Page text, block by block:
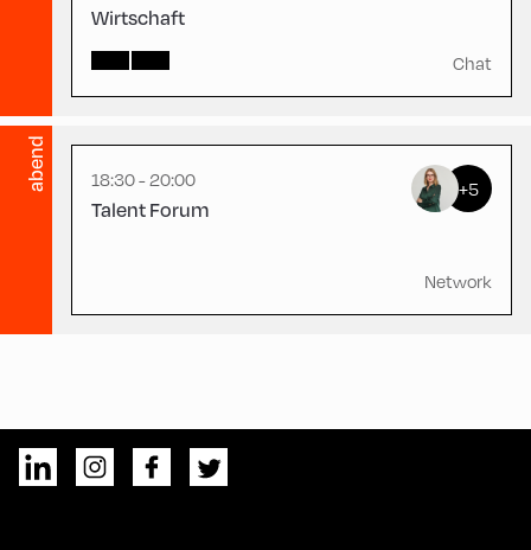
Wirtschaft
Chat
abend 18:30 - 20:00
Talent Forum
+5
Network